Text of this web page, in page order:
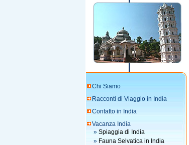
Chi Siamo
Racconti di Viaggio in India
Contatto in India
Vacanza India
» Spiaggia di India
» Fauna Selvatica in India